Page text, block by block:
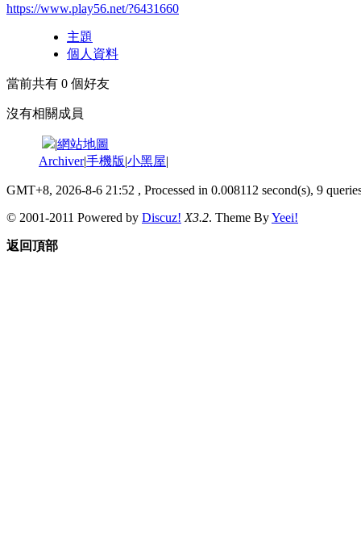
https://www.play56.net/?6431660
主題
個人資料
當前共有 0 個好友
沒有相關成員
|網站地圖
Archiver|手機版|小黑屋|
GMT+8, 2026-8-6 21:52 , Processed in 0.008112 second(s), 9
© 2001-2011 Powered by Discuz! X3.2. Theme ByYeei!
返回頂部